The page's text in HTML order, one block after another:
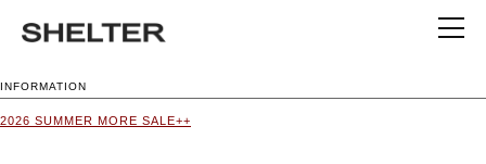
INFORMATION
2026 SUMMER MORE SALE++